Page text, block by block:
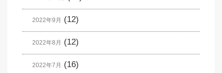
2022年9月 (12)
2022年8月 (12)
2022年7月 (16)